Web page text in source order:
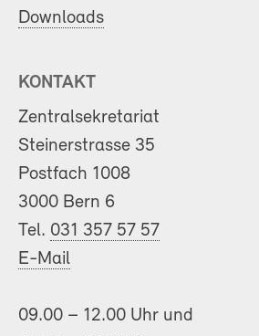
Downloads
KONTAKT
Zentralsekretariat
Steinerstrasse 35
Postfach 1008
3000 Bern 6
Tel. 031 357 57 57
E-Mail
09.00 – 12.00 Uhr und